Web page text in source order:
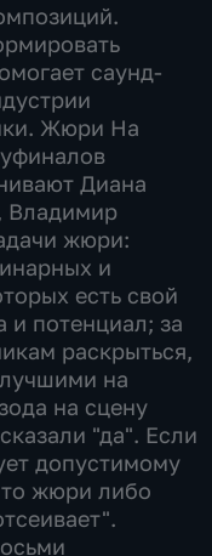
саунд-
Жюри На
Диана
Владимир
жюри:
и
есть свой
и потенциал; за
раскрыться,
лучшими на
на сцену
"да". Если
допустимому
то жюри либо